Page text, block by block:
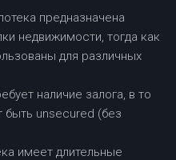
предназначена
недвижимости, тогда как
для различных
наличие залога, в то
быть unsecured (без
имеет длительные